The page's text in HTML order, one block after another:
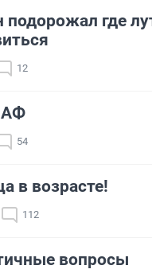
подорожал где
12
АФ
54
в возрасте!
112
вопросы